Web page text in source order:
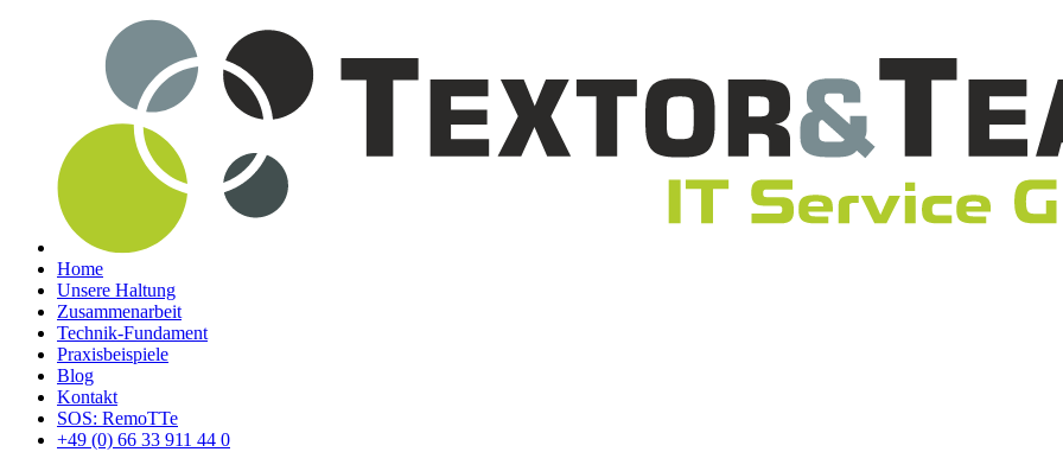
Home
Unsere Haltung
Zusammenarbeit
Technik-Fundament
Praxisbeispiele
Blog
Kontakt
SOS: RemoTTe
+49 (0) 66 33 911 44 0